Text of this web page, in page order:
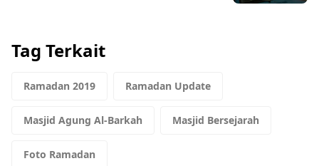
Tag Terkait
Ramadan 2019 Ramadan Update
Masjid Agung Al-Barkah Masjid Bersejarah
Foto Ramadan